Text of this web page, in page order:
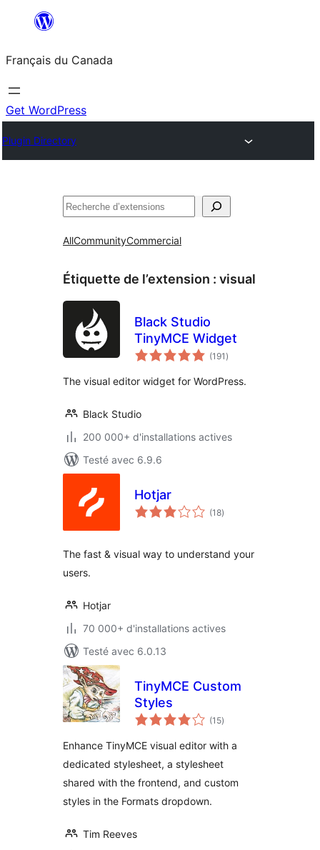
contenu
Français du Canada
Get WordPress
Plugin Directory
Recherche
AllCommunityCommercial
Étiquette de l’extension : visual
Black Studio
TinyMCE Widget
(191 notes
en
)
The visual editor widget for WordPress.
Black Studio
200 000+ d'installations actives
Testé avec 6.9.6
Hotjar
(18notes
en
)
The fast & visual way to understand your
users.
Hotjar
70 000+ d'installations actives
Testé avec 6.0.13
TinyMCE Custom
Styles
(15notes
en
)
Enhance TinyMCE visual editor with a
dedicated stylesheet, a stylesheet
shared with the frontend, and custom
styles in the Formats dropdown.
Tim Reeves